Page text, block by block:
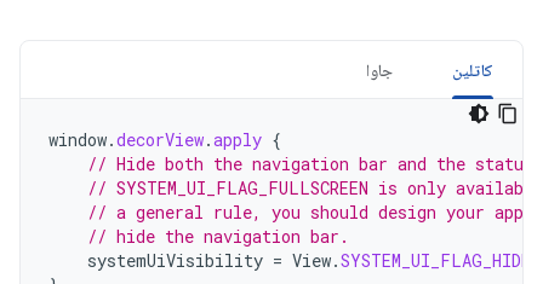
کاتلین جاوا
window.decorView.apply {
// Hide both the navigation bar and the status
// SYSTEM_UI_FLAG_FULLSCREEN is only
// a general rule, you should design your app
// hide the navigation bar.
systemUiVisibility = View.